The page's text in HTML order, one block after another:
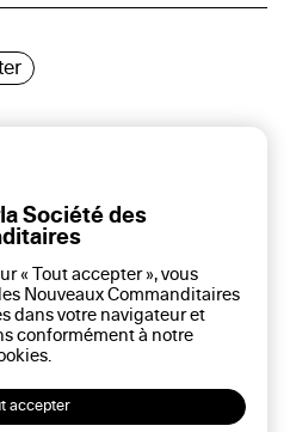
Paris
Société des
« Tout accepter », vous
Nouveaux Commanditaires
dans votre navigateur et
conformément à notre
.
accepter